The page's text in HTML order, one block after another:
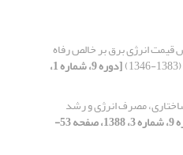
قیمت انرژی برق بر خالص رفاه
[دوره 9، شماره 1،
مصرف انرژی و رشد
[دوره 9، شماره 3، 1388، صفحه 53-